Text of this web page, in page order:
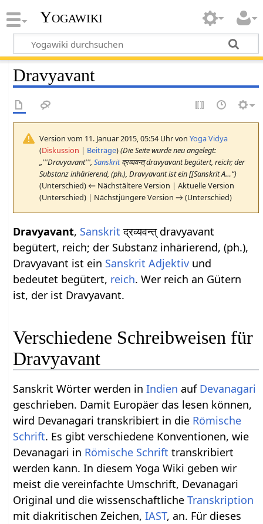
Yogawiki
Dravyavant
Version vom 11. Januar 2015, 05:54 Uhr vonYoga Vidya
(Diskussion | Beiträge)(Die Seite wurde neu angelegt:
„'''Dravyavant''',Sanskritद्रव्यवन्त् dravyavant begütert, reich; der
Substanz inhärierend, (ph.), Dravyavant ist ein [[Sanskrit A…“)
(Unterschied) ← Nächstältere Version | Aktuelle Version
(Unterschied) | Nächstjüngere Version → (Unterschied)
Dravyavant, Sanskrit द्रव्यवन्त् dravyavant
begütert, reich; der Substanz inhärierend, (ph.),
Dravyavant ist ein Sanskrit Adjektiv und
bedeutet begütert, reich. Wer reich an Gütern
ist, der ist Dravyavant.
Verschiedene Schreibweisen für
Dravyavant
Sanskrit Wörter werden inIndien auf Devanagari
geschrieben. Damit Europäer das lesen können,
wird Devanagari transkribiert in die Römische
Schrift. Es gibt verschiedene Konventionen, wie
Devanagari in Römische Schrift transkribiert
werden kann. In diesem Yoga Wiki geben wir
meist die vereinfachte Umschrift, Devanagari
Original und die wissenschaftlicheTranskription
mit diakritischen Zeichen,IAST, an. Für dieses